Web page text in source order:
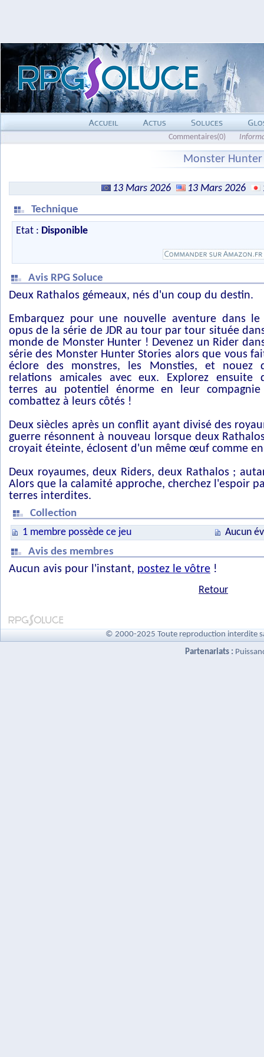
Commentaires(0)
Monster Hunter
13 Mars 2026 13 Mars 2026
Technique
Etat : Disponible
Avis RPG Soluce
Deux Rathalos gémeaux, nés d'un coup du destin.
Embarquez pour une nouvelle aventure dans le
opus de la série de JDR au tour par tour située
monde de Monster Hunter ! Devenez un Rider
série des Monster Hunter Stories alors que vous
éclore des monstres, les Monsties, et nouez
relations amicales avec eux. Explorez ensuite
terres au potentiel énorme en leur
combattez à leurs côtés !
Deux siècles après un conflit ayant divisé des
guerre résonnent à nouveau lorsque deux
croyait éteinte, éclosent d'un même œuf comme
Deux royaumes, deux Riders, deux Rathalos ;
Alors que la calamité approche, cherchez l'espoir
terres interdites.
Collection
1 membre possède ce jeu
Aucun
Avis des membres
Aucun avis pour l'instant, postez le vôtre !
Retour
© 2000-2025 Toute reproduction interdite
Partenariats :